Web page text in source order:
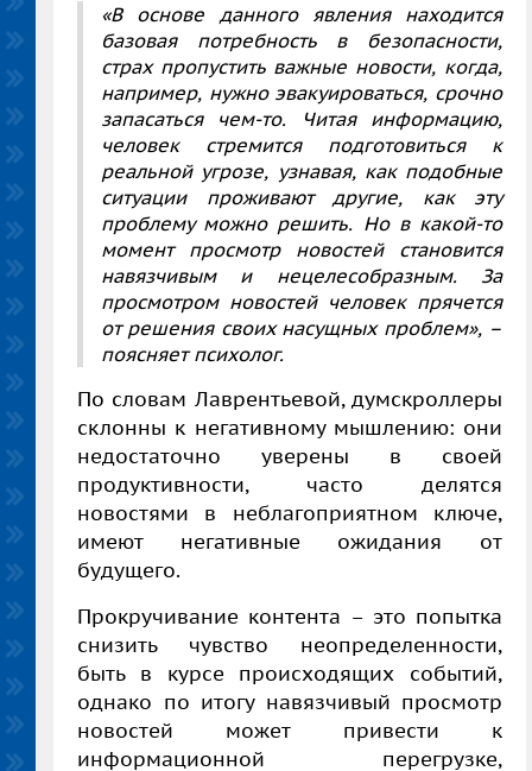
«В основе данного явления находится
базовая потребность в безопасности,
страх пропустить важные новости, когда,
например, нужно эвакуироваться, срочно
запасаться чем-то. Читая информацию,
человек стремится подготовиться к
реальной угрозе, узнавая, как подобные
ситуации проживают другие, как эту
проблему можно решить. Но в какой-то
момент просмотр новостей становится
навязчивым и нецелесобразным. За
просмотром новостей человек прячется
от решения своих насущных проблем», –
поясняет психолог.
По словам Лаврентьевой, думскроллеры
склонны к негативному мышлению: они
недостаточно уверены в своей
продуктивности, часто делятся
новостями в неблагоприятном ключе,
имеют негативные ожидания от
будущего.
Прокручивание контента – это попытка
снизить чувство неопределенности,
быть в курсе происходящих событий,
однако по итогу навязчивый просмотр
новостей может привести к
информационной перегрузке,